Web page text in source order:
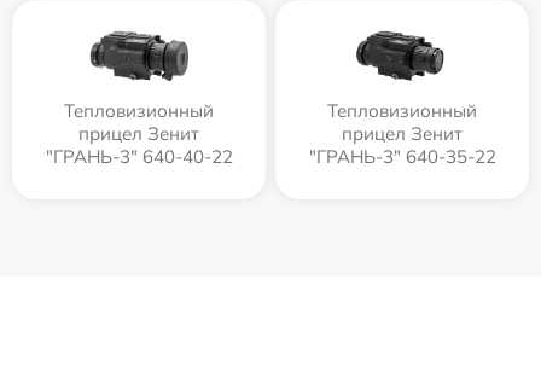
Тепловизионный
прицел Зенит
"ГРАНЬ-3" 640-40-22
Тепловизионный
прицел Зенит
"ГРАНЬ-3" 640-35-22